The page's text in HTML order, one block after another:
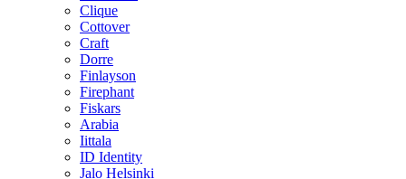
Clique
Cottover
Craft
Dorre
Finlayson
Firephant
Fiskars
Arabia
Iittala
ID Identity
Jalo Helsinki